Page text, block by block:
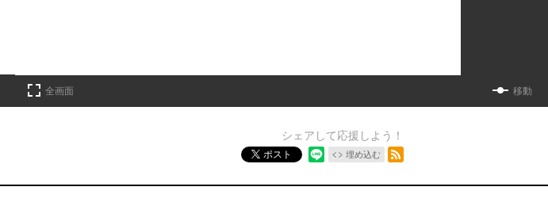
全画面 移動
シェアして応援しよう！
ポスト 埋め込む